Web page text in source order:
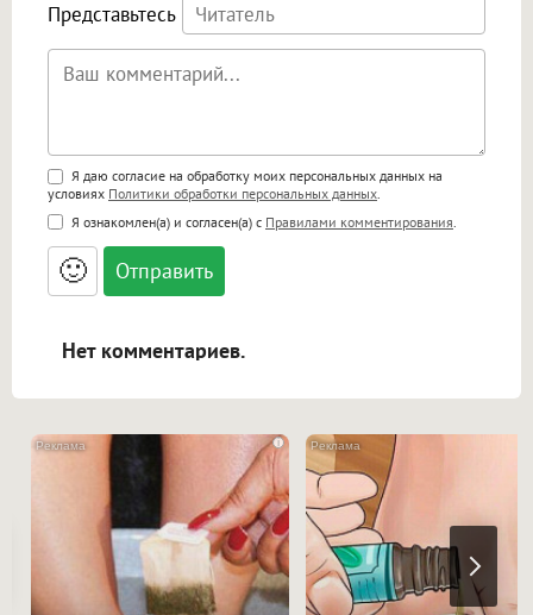
Представьтесь
Поддержка HTML
<b>, <strong>, <u>, <i>, <em>, <s>, <big>,
<small>, <sup>, <sub>, <pre>, <ul>, <ol>, <li>,
<blockquote>, <code> экранирует HTML,
адреса URL автоматически становятся
ссылками, и [img]адрес[/img] будет
Я даю согласие на обработку моих персональных данных на
условиях Политики обработки персональных данных
Я ознакомлен(а) и согласен(а) с Правилами комментирования
🙂
Нет комментариев.
i